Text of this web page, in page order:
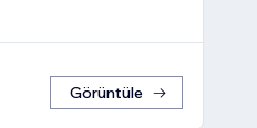
Görüntüle